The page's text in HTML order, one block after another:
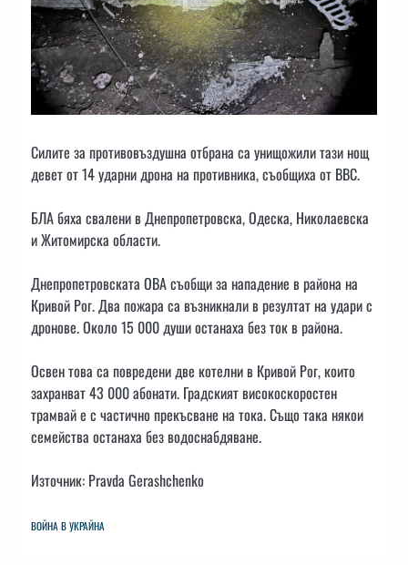
Силите за противовъздушна отбрана са унищожили тази нощ
девет от 14 ударни дрона на противника, съобщиха от ВВС.
БЛА бяха свалени в Днепропетровска, Одеска, Николаевска
и Житомирска области.
Днепропетровската ОВА съобщи за нападение в района на
Кривой Рог. Два пожара са възникнали в резултат на удари с
дронове. Около 15 000 души останаха без ток в района.
Освен това са повредени две котелни в Кривой Рог, които
захранват 43 000 абонати. Градският високоскоростен
трамвай е с частично прекъсване на тока. Също така някои
семейства останаха без водоснабдяване.
Източник: Pravda Gerashchenko
ВОЙНА В УКРАЙНА